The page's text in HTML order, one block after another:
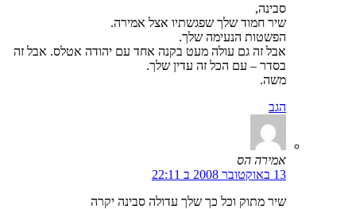
סבינה,
שיר חמוד שלך שפגשתיו אצל אמירה.
הפשטות הנעימה שלך.
אבל זה גם עולה מעט בקנה אחד עם יהודה אטלס. אבל זה
בסדר – עם הכל זה עדין שלך.
משה.
הגב
אמירה הס
13 באוקטובר 2008 ב 22:11
שיר מתוק וכל כך שלך עדולה סבינה יקרה